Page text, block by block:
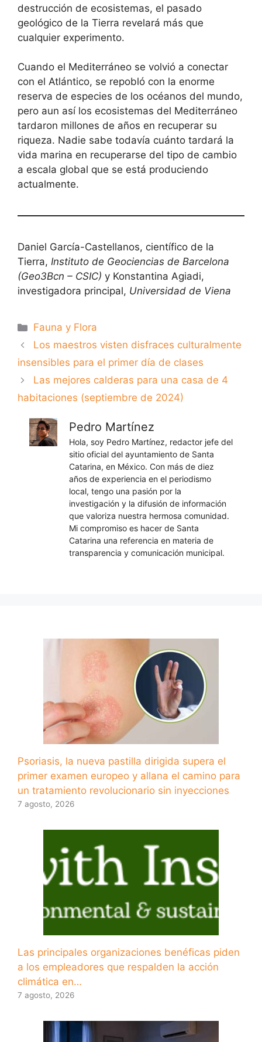
destrucción de ecosistemas, el pasado
geológico de la Tierra revelará más que
cualquier experimento.
Cuando el Mediterráneo se volvió a conectar
con el Atlántico, se repobló con la enorme
reserva de especies de los océanos del mundo,
pero aun así los ecosistemas del Mediterráneo
tardaron millones de años en recuperar su
riqueza. Nadie sabe todavía cuánto tardará la
vida marina en recuperarse del tipo de cambio
a escala global que se está produciendo
actualmente.
Daniel García-Castellanos, científico de la
Tierra, Instituto de Geociencias de Barcelona
(Geo3Bcn – CSIC) y Konstantina Agiadi,
investigadora principal, Universidad de Viena
Categorías
Fauna y Flora
Los maestros visten disfraces culturalmente
insensibles para el primer día de clases
Las mejores calderas para una casa de 4
habitaciones (septiembre de 2024)
Pedro Martínez
Hola, soy Pedro Martínez, redactor jefe del
sitio oficial del ayuntamiento de Santa
Catarina, en México. Con más de diez
años de experiencia en el periodismo
local, tengo una pasión por la
investigación y la difusión de información
que valoriza nuestra hermosa comunidad.
Mi compromiso es hacer de Santa
Catarina una referencia en materia de
transparencia y comunicación municipal.
Psoriasis, la nueva pastilla dirigida supera el
primer examen europeo y allana el camino para
un tratamiento revolucionario sin inyecciones
7 agosto, 2026
Las principales organizaciones benéficas piden
a los empleadores que respalden la acción
climática en…
7 agosto, 2026